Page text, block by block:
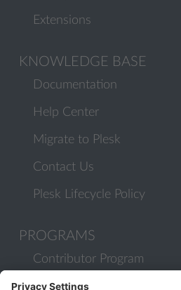
Extensions
KNOWLEDGE BASE
Documentation
Help Center
Migrate to Plesk
Contact Us
Plesk Lifecycle Policy
PROGRAMS
Contributor Program
Partner Program